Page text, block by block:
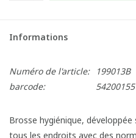
Informations
Numéro de l'article:
199013B
barcode:
Brosse hygiénique,
tous les endroits avec des